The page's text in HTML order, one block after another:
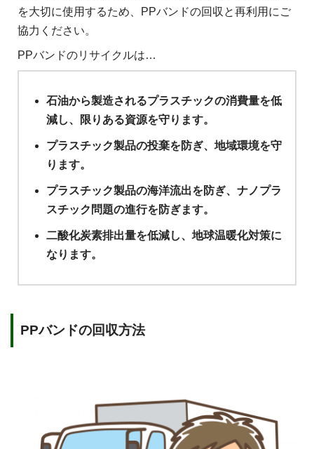
を大切に使用するため、PPバンドの回収と再利用にご
協力ください。
PPバンドのリサイクルは…
石油から製造されるプラスチックの消費量を低
減し、限りある資源を守ります。
プラスチック製品の投棄を防ぎ、地域環境を守
ります。
プラスチック製品の海洋流出を防ぎ、ナノプラ
スチック問題の進行を防ぎます。
二酸化炭素排出量を低減し、地球温暖化対策に
なります。
PPバンドの回収方法